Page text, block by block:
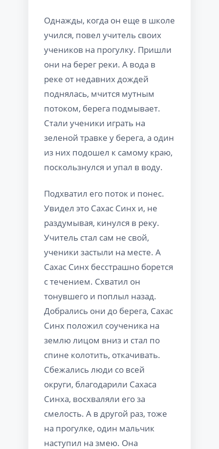
Однажды, когда он еще в школе
учился, повел учитель своих
учеников на прогулку. Пришли
они на берег реки. А вода в
реке от недавних дождей
поднялась, мчится мутным
потоком, берега подмывает.
Стали ученики играть на
зеленой травке у берега, а один
из них подошел к самому краю,
поскользнулся и упал в воду.
Подхватил его поток и понес.
Увидел это Сахас Синх и, не
раздумывая, кинулся в реку.
Учитель стал сам не свой,
ученики застыли на месте. А
Сахас Синх бесстрашно борется
с течением. Схватил он
тонувшего и поплыл назад.
Добрались они до берега, Сахас
Синх положил соученика на
землю лицом вниз и стал по
спине колотить, откачивать.
Сбежались люди со всей
округи, благодарили Сахаса
Синха, восхваляли его за
смелость. А в другой раз, тоже
на прогулке, один мальчик
наступил на змею. Она